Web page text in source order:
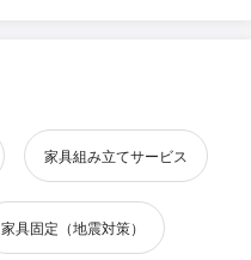
家具組み立てサービス
家具固定（地震対策）